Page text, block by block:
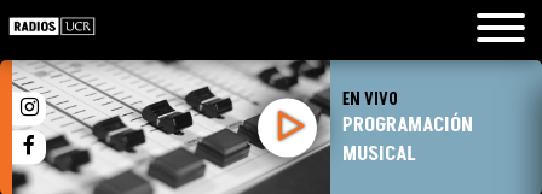
EN VIVO
PROGRAMACIÓN
MUSICAL